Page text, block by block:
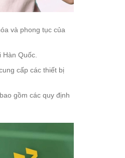
và phong tục của
Quốc.
cấp các thiết bị
gồm các quy định